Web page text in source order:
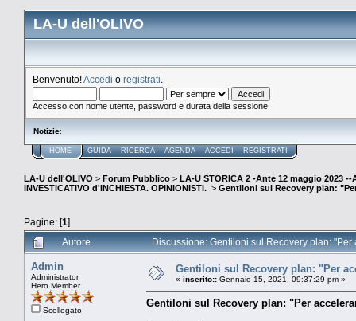
LA-U dell'OLIVO
Benvenuto!Accedi o registrati
Accesso con nome utente, password e durata della sessione
Notizie:
HOME GUIDA RICERCA AGENDA ACCEDI REGISTRATI
LA-U dell'OLIVO > Forum Pubblico > LA-U STORICA 2 -Ante 12 maggio 2023 --
INVESTICATIVO d'INCHIESTA. OPINIONISTI. > Gentiloni sul Recovery plan:
Pagine: [1]
Autore
Discussione: Gentiloni sul Recovery plan:
Admin
Administrator
Hero Member
Scollegato
Gentiloni sul Recovery plan: "Per
« inserito:: Gennaio 15, 2021, 09:37:29 pm »
Gentiloni sul Recovery plan: "Per